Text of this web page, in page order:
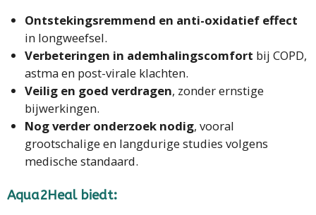
Ontstekingsremmend en anti-oxidatief effect
in longweefsel.
Verbeteringen in ademhalingscomfort bij COPD,
astma en post-virale klachten.
Veilig en goed verdragen, zonder ernstige
bijwerkingen.
Nog verder onderzoek nodig, vooral
grootschalige en langdurige studies volgens
medische standaard.
Aqua2Heal biedt: